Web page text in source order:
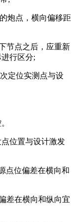
炮点，横向偏移距
节点之后，应重新
行区分;
定位实测点与设
位置与设计激发
点位偏差在横向和
差在横向和纵向宜